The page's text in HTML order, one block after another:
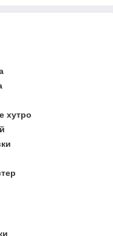
хутро